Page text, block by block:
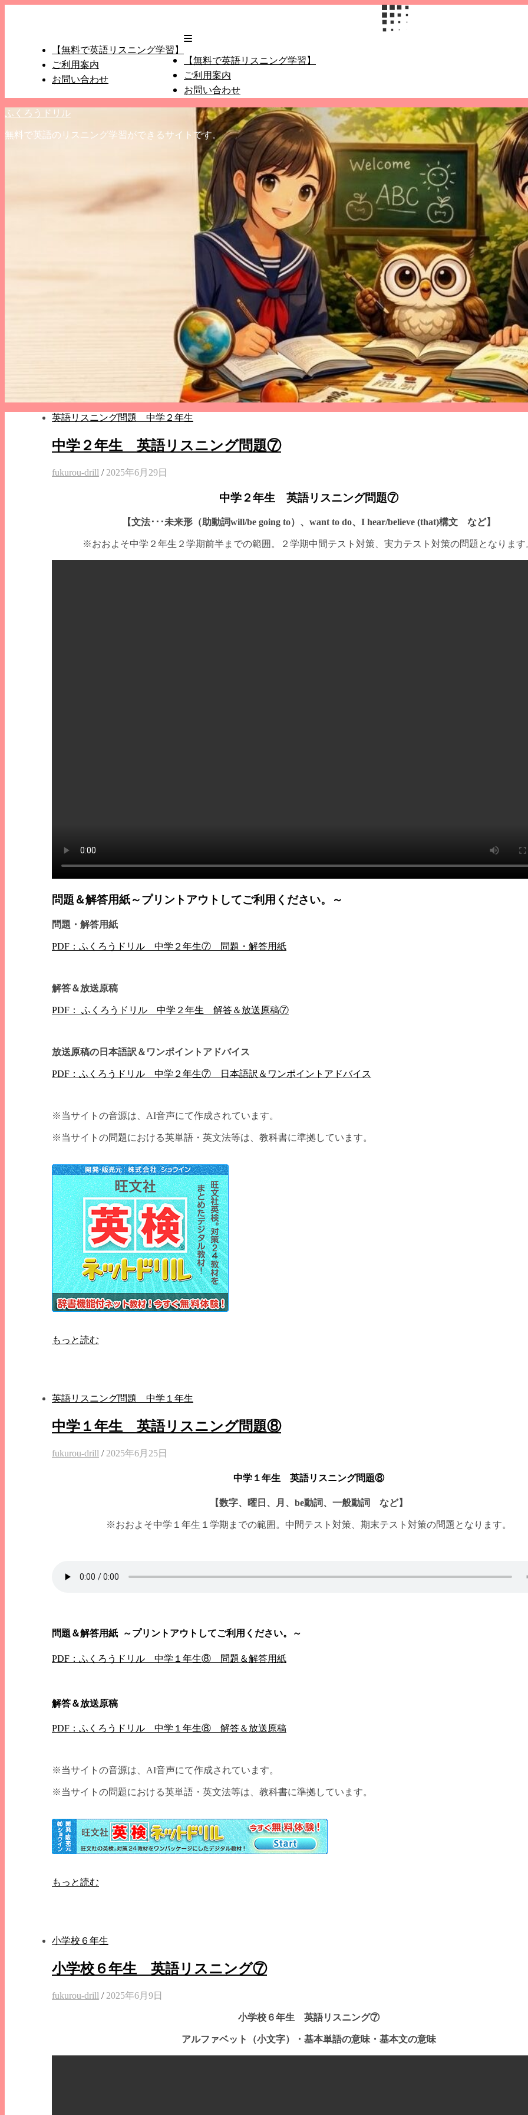
【無料で英語リスニング学習】
ご利用案内
お問い合わせ
【無料で英語リスニング学習】
ご利用案内
お問い合わせ
ふくろうドリル
無料で英語のリスニング学習ができるサイトです。
英語リスニング問題 中学２年生
中学２年生 英語リスニング問題⑦
fukurou-drill / 2025年6月29日
中学２年生 英語リスニング問題⑦
【文法･･･未来形（助動詞will/be going to）、want to do、I hear/believe (that)構文 など】
※おおよそ中学２年生２学期前半までの範囲。２学期中間テスト対策、実力テスト対策の問題となります
問題＆解答用紙～プリントアウトしてご利用ください。～
問題・解答用紙
PDF：ふくろうドリル 中学２年生⑦ 問題・解答用紙
解答＆放送原稿
PDF： ふくろうドリル 中学２年生 解答＆放送原稿⑦
放送原稿の日本語訳＆ワンポイントアドバイス
PDF：ふくろうドリル 中学２年生⑦ 日本語訳＆ワンポイントアドバイス
※当サイトの音源は、AI音声にて作成されています。
※当サイトの問題における英単語・英文法等は、教科書に準拠しています。
もっと読む
英語リスニング問題 中学１年生
中学１年生 英語リスニング問題⑧
fukurou-drill / 2025年6月25日
中学１年生 英語リスニング問題⑧
【数字、曜日、月、be動詞、一般動詞 など】
※おおよそ中学１年生１学期までの範囲。中間テスト対策、期末テスト対策の問題となります。
問題＆解答用紙 ～プリントアウトしてご利用ください。～
PDF：ふくろうドリル 中学１年生⑧ 問題＆解答用紙
解答＆放送原稿
PDF：ふくろうドリル 中学１年生⑧ 解答＆放送原稿
※当サイトの音源は、AI音声にて作成されています。
※当サイトの問題における英単語・英文法等は、教科書に準拠しています。
もっと読む
小学校６年生
小学校６年生 英語リスニング⑦
fukurou-drill / 2025年6月9日
小学校６年生 英語リスニング⑦
アルファベット（小文字）・基本単語の意味・基本文の意味